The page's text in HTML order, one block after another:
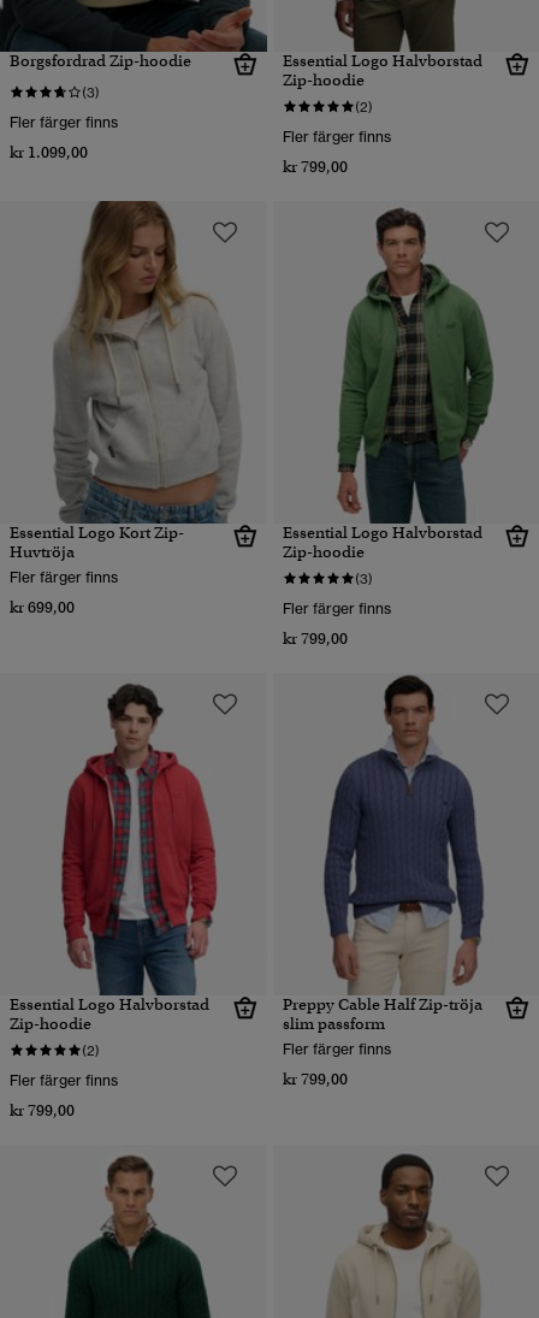
Borgsfordrad Zip-hoodie
(3)
Fler färger finns
kr 1.099,00
Essential Logo Halvborstad
Zip-hoodie
(2)
Fler färger finns
kr 799,00
Essential Logo Kort Zip-
Huvtröja
Fler färger finns
kr 699,00
Essential Logo Halvborstad
Zip-hoodie
(3)
Fler färger finns
kr 799,00
Essential Logo Halvborstad
Zip-hoodie
(2)
Fler färger finns
kr 799,00
Preppy Cable Half Zip-tröja
slim passform
Fler färger finns
kr 799,00